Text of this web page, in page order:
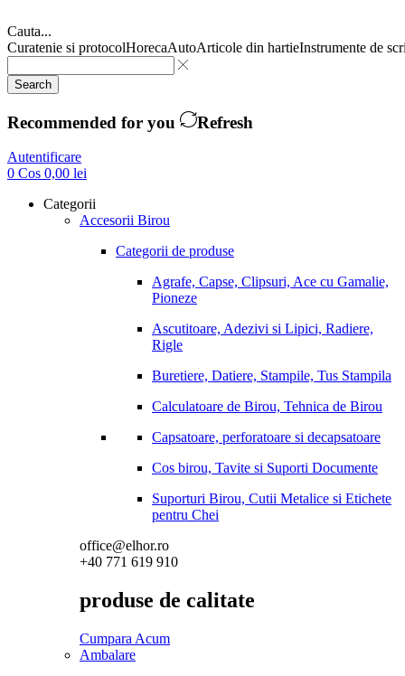
Cauta...
Curatenie si protocolHorecaAutoArticole din hartieInstrumente de
Search
Recommended for you Refresh
Autentificare
0 Cos 0,00 lei
Categorii
Accesorii Birou
Categorii de produse
Agrafe, Capse, Clipsuri, Ace cu Gamalie,
Pioneze
Ascutitoare, Adezivi si Lipici, Radiere,
Rigle
Buretiere, Datiere, Stampile, Tus Stampila
Calculatoare de Birou, Tehnica de Birou
Capsatoare, perforatoare si decapsatoare
Cos birou, Tavite si Suporti Documente
Suporturi Birou, Cutii Metalice si Etichete
pentru Chei
office@elhor.ro
+40 771 619 910
produse de calitate
Cumpara Acum
Ambalare